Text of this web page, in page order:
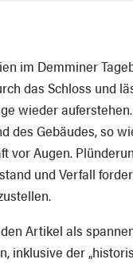
im Demminer
das Schloss und
wieder
des Gebäudes, so
vor Augen.
und Verfall
Artikel als
inklusive der